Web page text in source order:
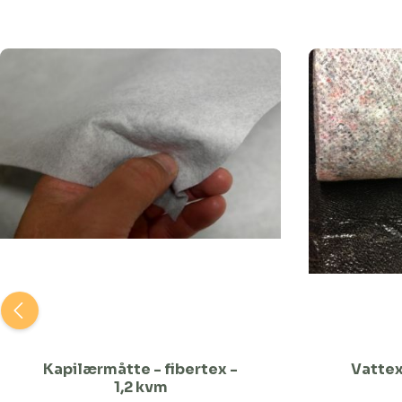
Kapilærmåtte - fibertex -
1,2 kvm
Vattex